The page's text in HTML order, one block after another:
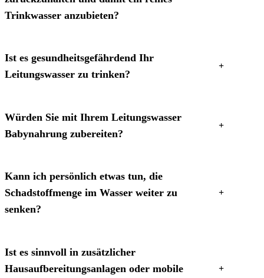
Trinkwasser anzubieten?
Ist es gesundheitsgefährdend Ihr
Leitungswasser zu trinken?
Würden Sie mit Ihrem Leitungswasser
Babynahrung zubereiten?
Kann ich persönlich etwas tun, die
Schadstoffmenge im Wasser weiter zu
senken?
Ist es sinnvoll in zusätzlicher
Hausaufbereitungsanlagen oder mobile